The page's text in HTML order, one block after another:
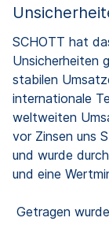
SCHOTT hat
Unsicherheiten
stabilen
internationale
weltweiten
vor Zinsen uns
und wurde
und eine
Getragen